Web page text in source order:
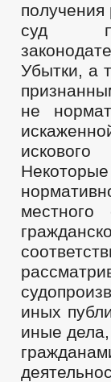
суд
Убытки, а
не
иных
иные